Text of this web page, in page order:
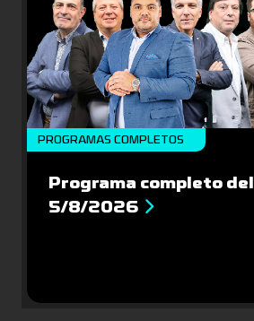
PROGRAMAS COMPLETOS
Programa completo del
5/8/2026